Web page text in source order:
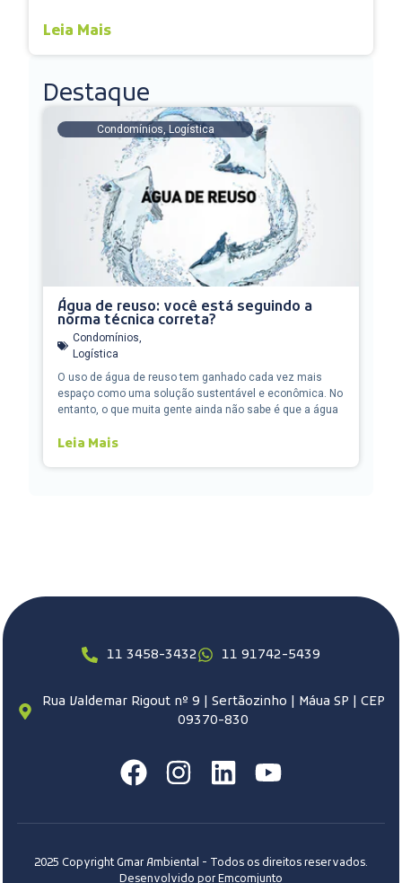
Destaque
Condomínios, Logística
Água de reuso: você está seguindo a
norma técnica correta?
Condomínios,
Logística
O uso de água de reuso tem ganhado cada vez mais
espaço como uma solução sustentável e econômica. No
entanto, o que muita gente ainda não sabe é que a água
Leia Mais
Leia Mais
11 3458-3432 11 91742-5439
Rua Valdemar Rigout nº 9 | Sertãozinho | Máua SP | CEP
09370-830
2025 Copyright Gmar Ambiental - Todos os direitos reservados.
Desenvolvido por Emcomjunto